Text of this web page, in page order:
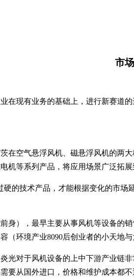
市
在现有业务的基础上，进行新赛道
在空气悬浮风机、磁悬浮风机的两
机等系列产品，将应用场景广泛拓
的技术产品，才能根据变化的市
身），最早主要从事风机等设备的
（环境产业8090后创业者的小天地与
光对于风机设备的上中下游产业链
要从国外进口，价格和维护成本都不